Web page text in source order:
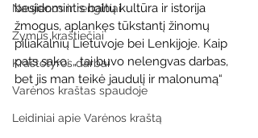
Naujienos ir renginiai
Žymūs kraštiečiai
Kraštotyros darbai
Varėnos kraštas spaudoje
Leidiniai apie Varėnos kraštą
besidomintis baltų kultūra ir istorija
žmogus, aplankęs tūkstantį žinomų
piliakalnių Lietuvoje bei Lenkijoje. Kaip
pats sako: „ tai buvo nelengvas darbas,
bet jis man teikė jaudulį ir malonumą“